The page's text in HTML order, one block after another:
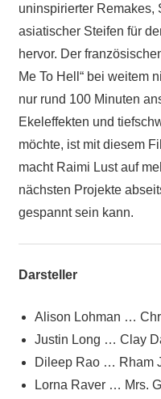
uninspirierter Remakes,
asiatischer Steifen für
hervor. Der
Me To Hell“ bei weitem
nur rund 100 Minuten
Ekeleffekten und
möchte, ist mit diesem
macht Raimi Lust auf
nächsten Projekte
gespannt sein kann.
Darsteller
Alison Lohman …
Justin Long … Clay
Dileep Rao … Rham
Lorna Raver … Mrs.